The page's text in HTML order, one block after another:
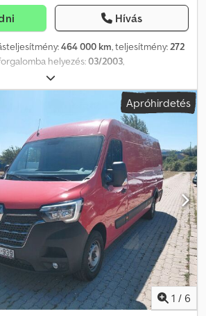
Hívás
464 000 km, teljesítmény:272
helyezés:03/2003,
, össztömeg:
, hajtástípus:mechanikai, raktér hossza:
, raktérmagasság:1 250
, Felszereltség:
ABS, daru, elektronikus
légkondicionálás, állófűtés, RENAULT
rendszer + DARU / 6x4
* GYÁRTÁSI ÉV: 2003 *
464 000 km FELSZERELTSÉG: * ABS * ASR *
ABLAKOK * ELEKTROMOS TÜKÖK
RAKTER: 485 x 140 cm A PLATÓ
125 cm TELJES TÖMEG: 26 000 kg
cm GUMI MÉRET: 315/80R22,5 FUTÓMŰ:
K1 (B3) TEL: KUBA – lengyel, angol, német,
német, olasz, ????? Chedpfjzr Dg Nox
COSTEL – román (Román nyelven minden
ügyintézést elvégzünk, beleértve a
RADEK – ????? Referencia szám:
Apróhirdetés
1 / 6